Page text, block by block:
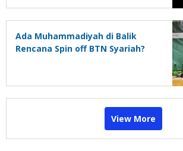
Ada Muhammadiyah di Balik
Rencana Spin off BTN Syariah?
View More